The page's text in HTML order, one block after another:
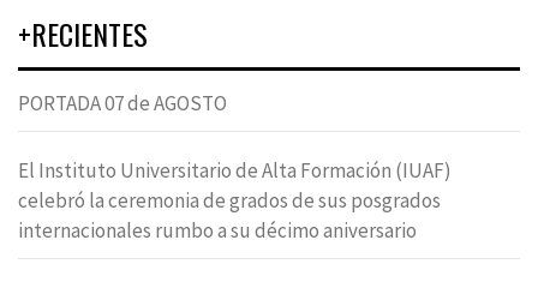
+RECIENTES
PORTADA 07 de AGOSTO
El Instituto Universitario de Alta Formación (IUAF)
celebró la ceremonia de grados de sus posgrados
internacionales rumbo a su décimo aniversario